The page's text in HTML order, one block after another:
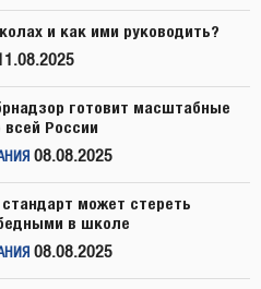
и как ими руководить?
готовит масштабные
России
08.08.2025
может стереть
в школе
08.08.2025